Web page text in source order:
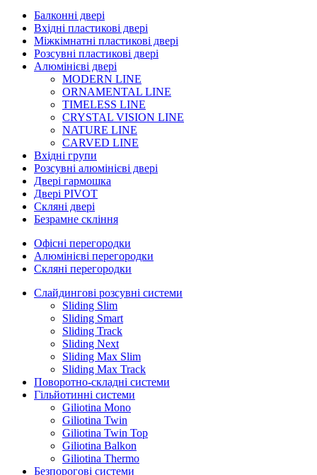
Балконні двері
Вхідні пластикові двері
Міжкімнатні пластикові двері
Розсувні пластикові двері
Алюмінієві двері
MODERN LINE
ORNAMENTAL LINE
TIMELESS LINE
CRYSTAL VISION LINE
NATURE LINE
CARVED LINE
Вхідні групи
Розсувні алюмінієві двері
Двері гармошка
Двері PIVOT
Скляні двері
Безрамне скління
Офісні перегородки
Алюмінієві перегородки
Скляні перегородки
Слайдингові розсувні системи
Sliding Slim
Sliding Smart
Sliding Track
Sliding Next
Sliding Max Slim
Sliding Max Track
Поворотно-складні системи
Гільйотинні системи
Giliotina Mono
Giliotina Twin
Giliotina Twin Top
Giliotina Balkon
Giliotina Thermo
Безпорогові системи